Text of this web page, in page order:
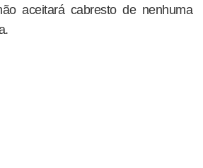
aceitará cabresto de nenhuma